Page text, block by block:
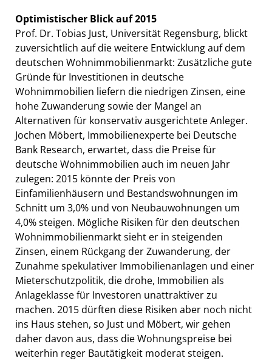
Optimistischer Blick auf 2015
Prof. Dr. Tobias Just, Universität Regensburg, blickt
zuversichtlich auf die weitere Entwicklung auf dem
deutschen Wohnimmobilienmarkt: Zusätzliche gute
Gründe für Investitionen in deutsche
Wohnimmobilien liefern die niedrigen Zinsen, eine
hohe Zuwanderung sowie der Mangel an
Alternativen für konservativ ausgerichtete Anleger.
Jochen Möbert, Immobilienexperte bei Deutsche
Bank Research, erwartet, dass die Preise für
deutsche Wohnimmobilien auch im neuen Jahr
zulegen: 2015 könnte der Preis von
Einfamilienhäusern und Bestandswohnungen im
Schnitt um 3,0% und von Neubauwohnungen um
4,0% steigen. Mögliche Risiken für den deutschen
Wohnimmobilienmarkt sieht er in steigenden
Zinsen, einem Rückgang der Zuwanderung, der
Zunahme spekulativer Immobilienanlagen und einer
Mieterschutzpolitik, die drohe, Immobilien als
Anlageklasse für Investoren unattraktiver zu
machen. 2015 dürften diese Risiken aber noch nicht
ins Haus stehen, so Just und Möbert, wir gehen
daher davon aus, dass die Wohnungspreise bei
weiterhin reger Bautätigkeit moderat steigen.